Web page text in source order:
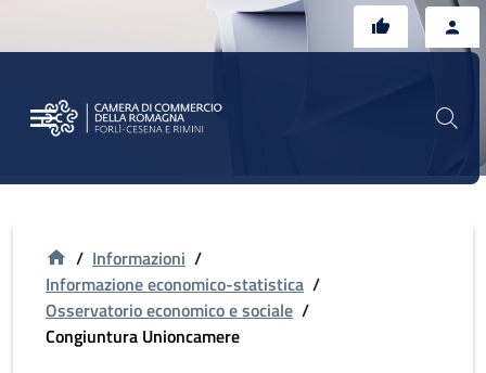
/ Informazioni /
Informazione economico-statistica /
Osservatorio economico e sociale /
Congiuntura Unioncamere